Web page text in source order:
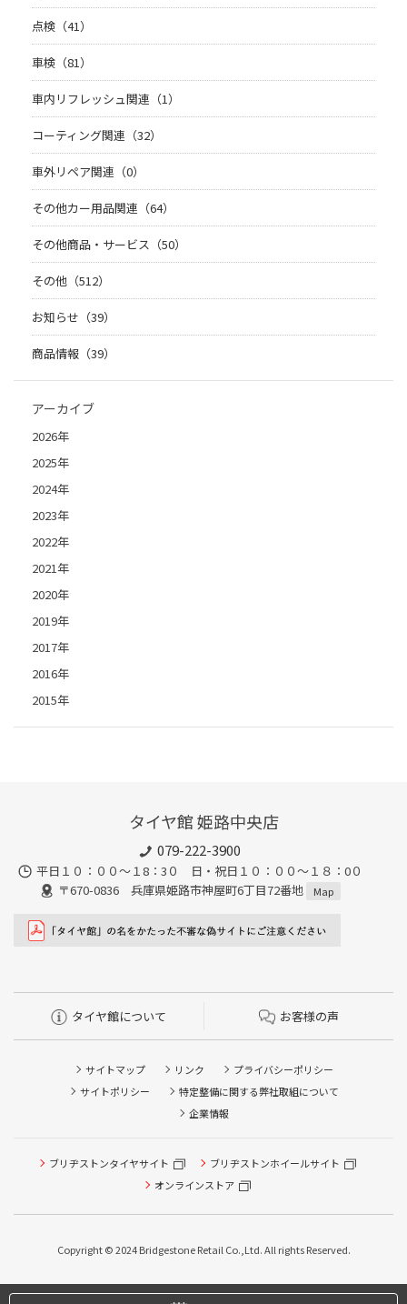
点検（41）
車検（81）
車内リフレッシュ関連（1）
コーティング関連（32）
車外リペア関連（0）
その他カー用品関連（64）
その他商品・サービス（50）
その他（512）
お知らせ（39）
商品情報（39）
アーカイブ
2026年
2025年
2024年
2023年
2022年
2021年
2020年
2019年
2017年
2016年
2015年
タイヤ館 姫路中央店
079-222-3900
平日１０：００～１8：3０ 日・祝日１０：００～１８：0０
〒670-0836 兵庫県姫路市神屋町6丁目72番地
Map
タイヤ館について お客様の声
サイトマップ リンク
プライバシーポリシー
サイトポリシー
特定整備に関する弊社取組について
企業情報
ブリヂストンタイヤサイト
ブリヂストンホイールサイト
オンラインストア
Copyright © 2024 Bridgestone Retail Co.,Ltd. All rights Reserved.
タイヤ点検・安全点検/タイヤ履き替え/オイル交換/その他